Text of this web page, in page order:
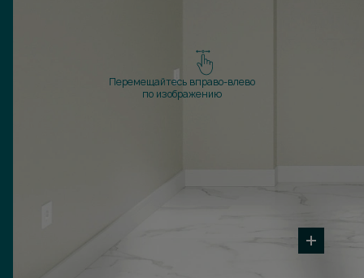
Перемещайтесь вправо-влево
по изображению